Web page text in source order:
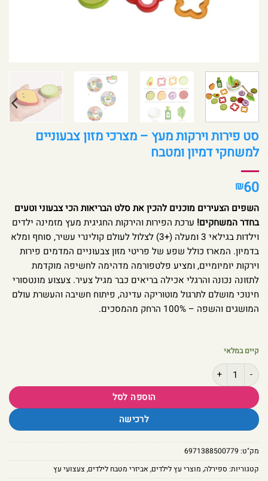
סט פירות וירקות מעץ – מצרכי מזון צבעוניים
למשחקי דמיון ומטבח
₪60
השפים הצעירים מוכנים להכין את סלט הבריאות הכי צבעוני וטעים
בחדר המשחקים! ערכת הפירות והירקות החגיגית מעץ מזמינה ילדים
וילדות בגילאי 3 ומעלה (+3) לצלול לעולם קולינרי עשיר, סוחף ומלא
בדמיון. המארז כולל שפע של פריטי מזון צבעוניים המדמים פירות
וירקות יומיומיים, ומציע פלטפורמה מדהימה לחשיפה מוקדמת
לתזונה נכונה והרגלי אכילה בריאים כבר מגיל צעיר. צעצוע מונטסורי
חינוכי מושלם לתרגול מוטוריקה עדינה, פיתוח חשיבה והעשרת עולם
המושגים והשפה – 100% הרחק מהמסכים.
קיים במלאי
כמות של סט פירות וירקות מעץ – מצרכי מזון צבעוניים למשחקי דמיון ומטבח
הוספה לסל
לרכישה
מק"ט: 6971388500779
קטגוריות: ספירלה, מוצרי עץ לילדים, אביזרי מטבח לילדים, צעצועי עץ